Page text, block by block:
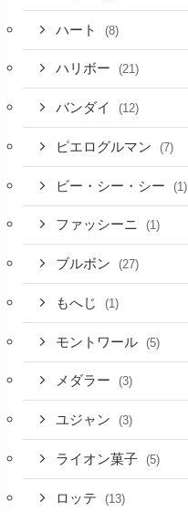
ハート (8)
ハリボー (21)
バンダイ (12)
ピエログルマン (7)
ビー・シー・シー (1)
ファッシーニ (1)
ブルボン (27)
もへじ (1)
モントワール (5)
メダラー (3)
ユジャン (3)
ライオン菓子 (5)
ロッテ (13)